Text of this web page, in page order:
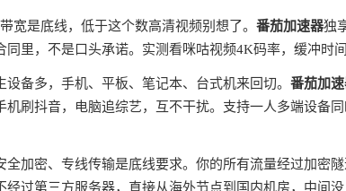
宽是底线，低于这个数高清视频别想了。 番茄加速器独
同里，不是口头承诺。实测看咪咕视频4K码率，缓冲时
备多，手机、平板、笔记本、台式机来回切。 番茄加
机刷抖音，电脑追综艺，互不干扰。支持一人多端设备
全加密、专线传输是底线要求。你的所有流量经过加密
经过第三方服务器，直接从海外节点到国内机房，中间